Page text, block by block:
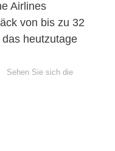
Airlines
von bis zu 32
heutzutage
Sehen Sie sich die